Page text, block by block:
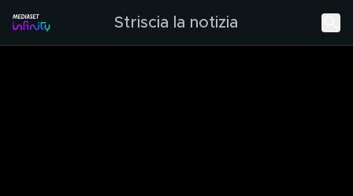
Striscia la notizia